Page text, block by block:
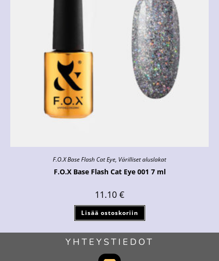
F.O.X Base Flash Cat Eye, Värilliset aluslakat
F.O.X Base Flash Cat Eye 001 7 ml
11.10 €
Lisää ostoskoriin
YHTEYSTIEDOT